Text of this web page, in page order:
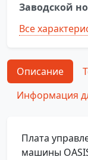
Заводской
Все
Описание
Информация
Плата
машины